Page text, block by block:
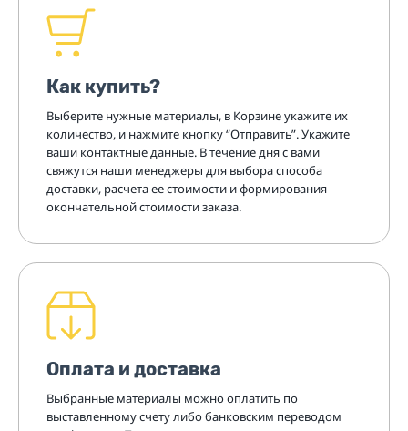
Как купить?
Выберите нужные материалы, в Корзине укажите их
количество, и нажмите кнопку “Отправить”. Укажите
ваши контактные данные. В течение дня с вами
свяжутся наши менеджеры для выбора способа
доставки, расчета ее стоимости и формирования
окончательной стоимости заказа.
Оплата и доставка
Выбранные материалы можно оплатить по
выставленному счету либо банковским переводом